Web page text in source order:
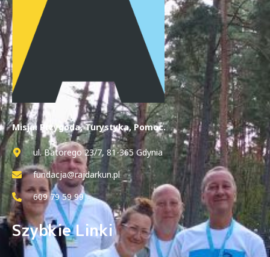
Misja: Przygoda, Turystyka, Pomoc.
ul. Batorego 23/7, 81-365 Gdynia
fundacja@rajdarkun.pl
609 79 59 99
Szybkie Linki